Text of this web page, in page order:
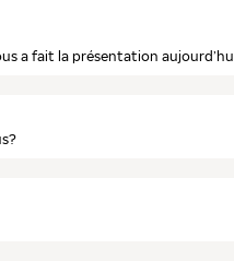
a fait la présentation